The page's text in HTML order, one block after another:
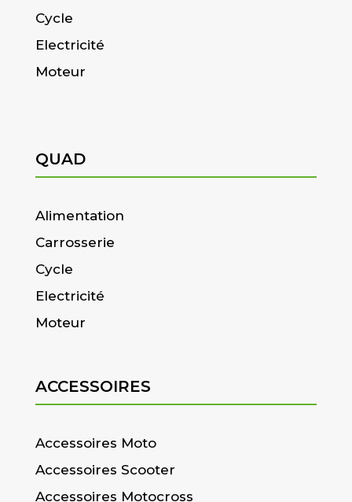
Cycle
Electricité
Moteur
QUAD
Alimentation
Carrosserie
Cycle
Electricité
Moteur
ACCESSOIRES
Accessoires Moto
Accessoires Scooter
Accessoires Motocross